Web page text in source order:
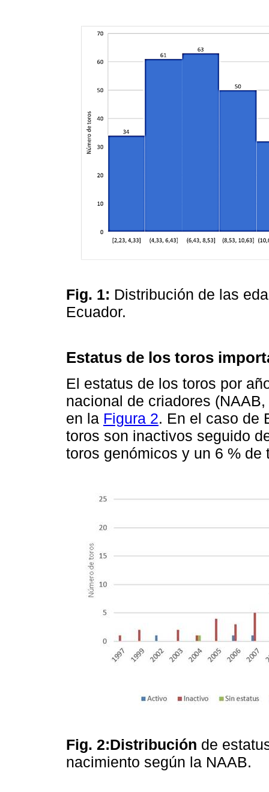
Fig. 1: Distribución de las
Ecuador.
Estatus de los toros
El estatus de los toros por
nacional de criadores
en la Figura 2. En el caso de
toros son inactivos seguido
toros genómicos y un 6 % de
Fig. 2:Distribución de
nacimiento según la NAAB.